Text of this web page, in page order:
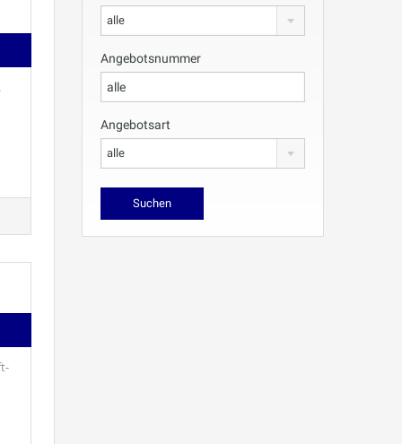
alle
Angebotsnummer
Angebotsart
alle